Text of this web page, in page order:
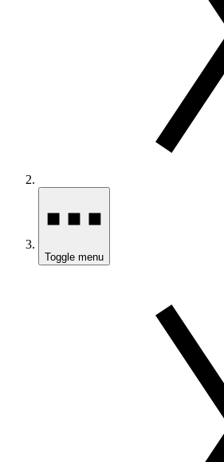
Toggle menu